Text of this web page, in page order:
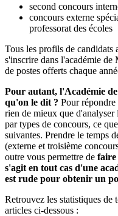
second concours
concours externe
professorat des écoles
Tous les profils de candidats
s'inscrire dans l'académie
de postes offerts chaque
Pour autant, l'Académie
qu'on le dit ? Pour répondre
rien de mieux que d'analyser
par types de concours, ce
suivantes. Prendre le temps
(externe et troisième
outre vous permettre de faire
s'agit en tout cas d'une
est rude pour obtenir un
Retrouvez les statistiques de
articles ci-dessous :